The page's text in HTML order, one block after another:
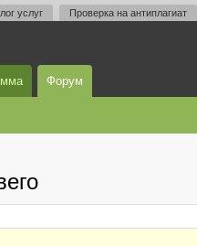
услуг Проверка на антиплагиат
Форум